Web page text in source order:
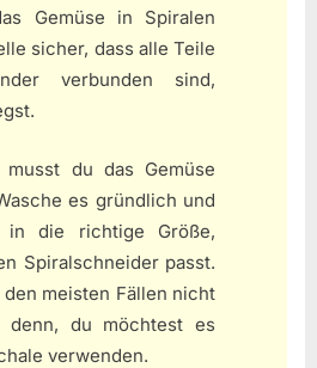
Gemüse in Spiralen
sicher, dass alle Teile
verbunden sind,
du das Gemüse
es gründlich und
in die richtige Größe,
Spiralschneider passt.
meisten Fällen nicht
du möchtest es
verwenden.